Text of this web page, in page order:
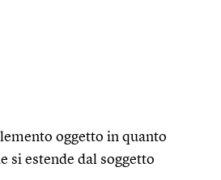
oggetto in quanto
si estende dal soggetto